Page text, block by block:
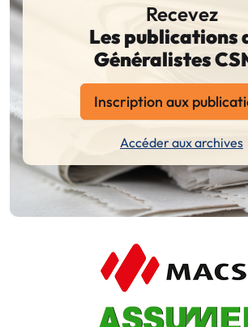
Recevez
Les publications
Généralistes
Inscription aux
Accéder aux archives